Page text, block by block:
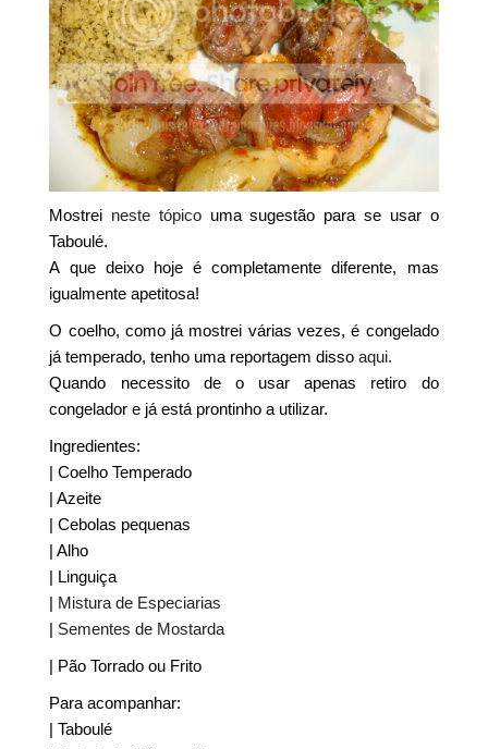
Mostrei neste tópicouma sugestão para se usar o
Taboulé.
A que deixo hoje é completamente diferente, mas
igualmente apetitosa!
O coelho, como já mostrei várias vezes, é congelado
já temperado, tenho uma reportagem dissoaqui.
Quando necessito de o usar apenas retiro do
congelador e já está prontinho a utilizar.
Ingredientes:
| Coelho Temperado
| Azeite
| Cebolas pequenas
| Alho
| Linguiça
| Mistura de Especiarias
| Sementes de Mostarda
| Pão Torrado ou Frito
Para acompanhar:
| Taboulé